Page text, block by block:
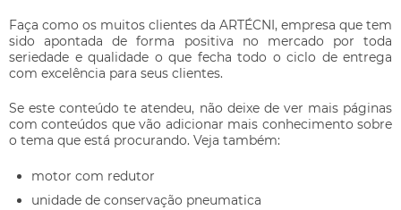
Faça como os muitos clientes da ARTÉCNI, empresa que tem
sido apontada de forma positiva no mercado por toda
seriedade e qualidade o que fecha todo o ciclo de entrega
com excelência para seus clientes.
Se este conteúdo te atendeu, não deixe de ver mais páginas
com conteúdos que vão adicionar mais conhecimento sobre
o tema que está procurando. Veja também:
motor com redutor
unidade de conservação pneumatica